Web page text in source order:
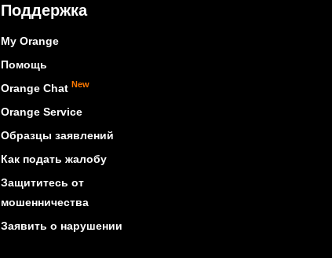
Поддержка
My Orange
Помощь
Orange Chat New
Orange Service
Образцы заявлений
Как подать жалобу
Защититесь от
мошенничества
Заявить о нарушении